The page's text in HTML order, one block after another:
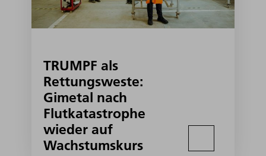
TRUMPF als
Rettungsweste:
Gimetal nach
Flutkatastrophe
wieder auf
Wachstumskurs